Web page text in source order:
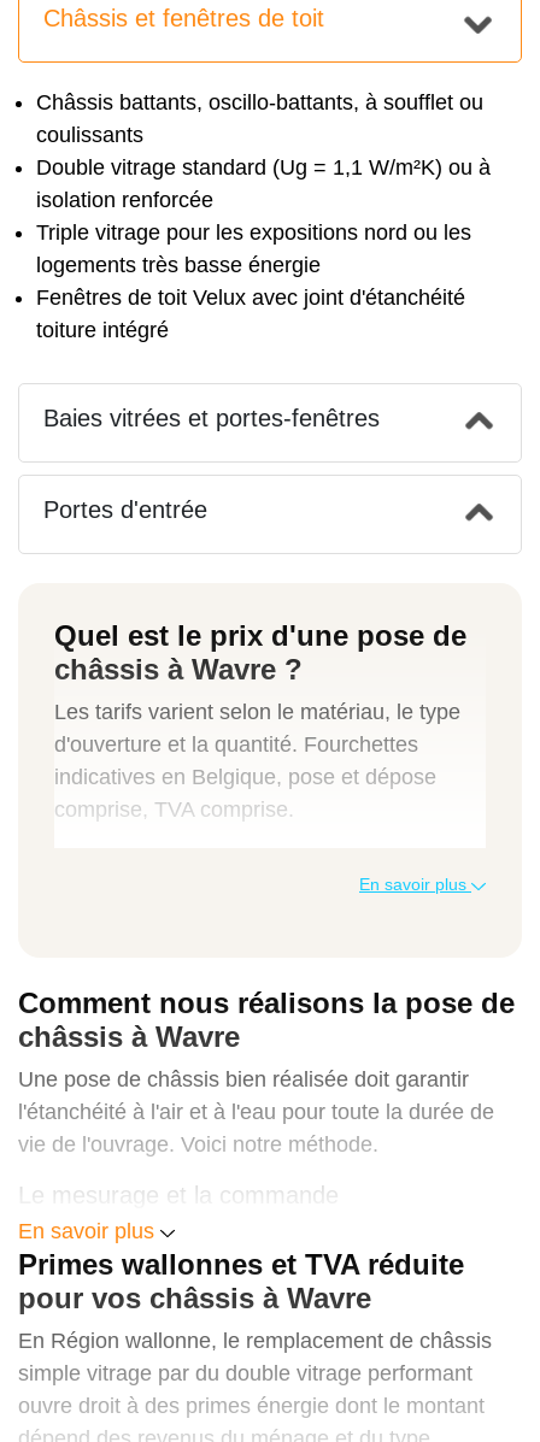
Châssis et fenêtres de toit
Châssis battants, oscillo-battants, à soufflet ou
coulissants
Double vitrage standard (Ug = 1,1 W/m²K) ou à
isolation renforcée
Triple vitrage pour les expositions nord ou les
logements très basse énergie
Fenêtres de toit Velux avec joint d'étanchéité
toiture intégré
Baies vitrées et portes-fenêtres
Portes d'entrée
Quel est le prix d'une pose de
châssis à Wavre ?
Les tarifs varient selon le matériau, le type
d'ouverture et la quantité. Fourchettes
indicatives en Belgique, pose et dépose
comprise, TVA comprise.
Fenêtre PVC oscillo-battante (90x120 cm)
400 à 700 €
Fenêtre aluminium avec rupture de pont
600 à 1 000 €
Porte-fenêtre PVC 2 vantaux
800 à 1 400 €
En savoir plus
Comment nous réalisons la pose de
châssis à Wavre
Une pose de châssis bien réalisée doit garantir
l'étanchéité à l'air et à l'eau pour toute la durée de
vie de l'ouvrage. Voici notre méthode.
Le mesurage et la commande
Chaque ouverture est mesurée avec précision avant
commande. Les châssis sont fabriqués sur mesure
dans les dimensions exactes de votre maçonnerie.
Pour une première estimation du budget, consultez
lesimulateur de prix de pose de fenêtre.
La pose avec traitement de l'étanchéité
En savoir plus
Primes wallonnes et TVA réduite
pour vos châssis à Wavre
En Région wallonne, le remplacement de châssis
simple vitrage par du double vitrage performant
ouvre droit à des primes énergie dont le montant